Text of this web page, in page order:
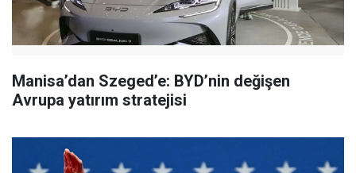
Manisa’dan Szeged’e: BYD’nin değişen
Avrupa yatırım stratejisi